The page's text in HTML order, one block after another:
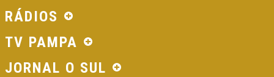
RÁDIOS
TV PAMPA
JORNAL O SUL